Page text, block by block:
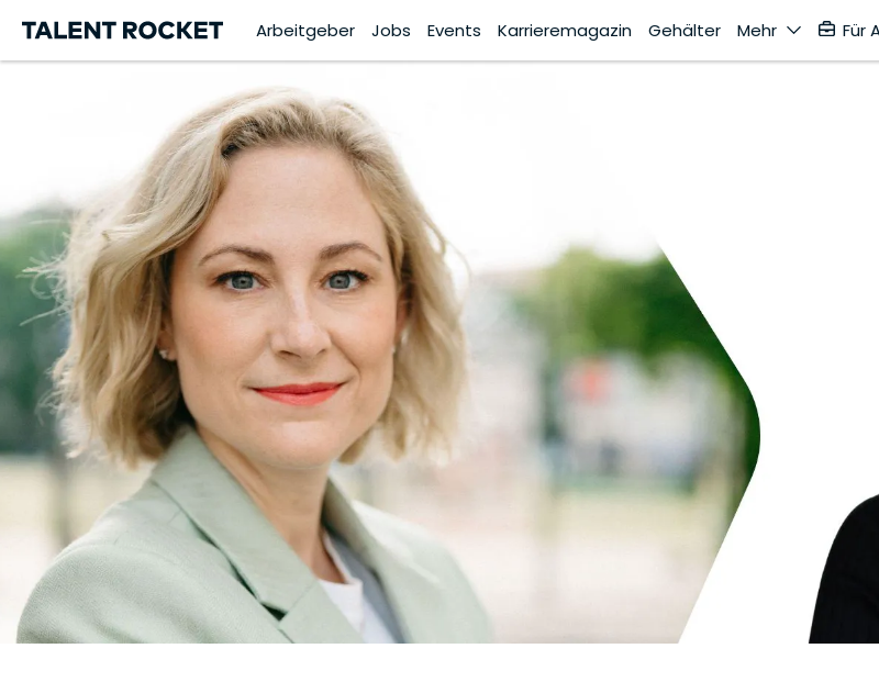
Arbeitgeber Jobs Events Karrieremagazin Gehälter Mehr Für